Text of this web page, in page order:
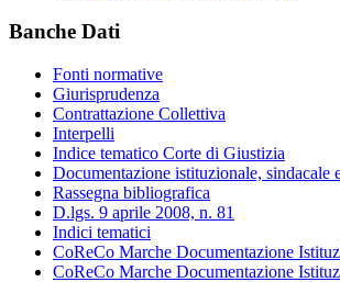
Banche Dati
Fonti normative
Giurisprudenza
Contrattazione Collettiva
Interpelli
Indice tematico Corte di Giustizia
Documentazione istituzionale, sindacale
Rassegna bibliografica
D.lgs. 9 aprile 2008, n. 81
Indici tematici
CoReCo Marche Documentazione
CoReCo Marche Documentazione